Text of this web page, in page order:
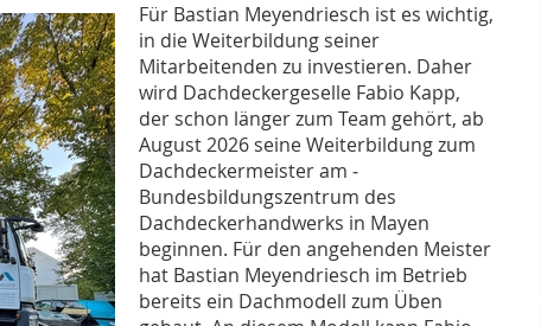
Für Bastian Meyendriesch ist es wichtig,
in die Weiterbildung seiner
Mitarbeitenden zu investieren. Daher
wird Dachdeckergeselle Fabio Kapp,
der schon länger zum Team gehört, ab
August 2026 seine ­Weiterbildung zum
Dachdeckermeister am ­
Bundesbildungszentrum des
Dachdeckerhandwerks in Mayen
beginnen. Für den angehenden Meister
hat Bastian Meyendriesch im Betrieb
bereits ein Dachmodell zum Üben